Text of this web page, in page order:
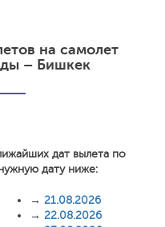
на самолет
– Бишкек
дат вылета по
дату ниже:
→ 21.08.2026
→ 22.08.2026